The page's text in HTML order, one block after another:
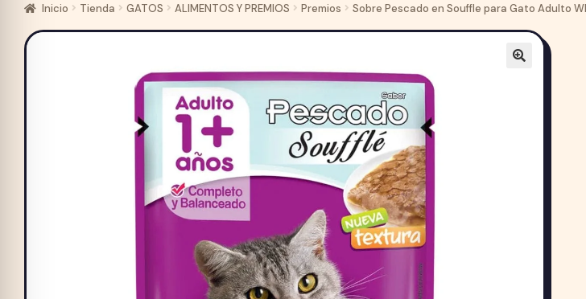
Inicio Tienda GATOS ALIMENTOS Y PREMIOS Premios Sobre Pescado en Souffle para Gato Adulto